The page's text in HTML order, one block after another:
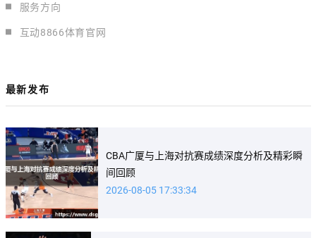
服务方向
互动8866体育官网
最新发布
CBA广厦与上海对抗赛成绩深度分析及精彩瞬
间回顾
2026-08-05 17:33:34